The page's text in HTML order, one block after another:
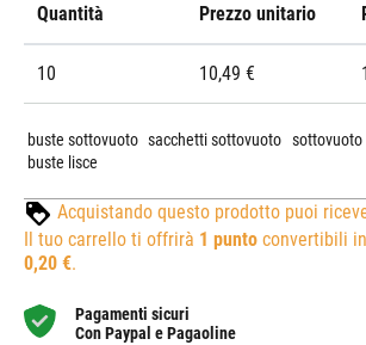
Quantità Prezzo unitario
10 10,49 €
buste sottovuoto sacchetti sottovuoto sottovuoto
buste lisce
Acquistando questo prodotto puoi
Il tuo carrello ti offrirà 1 punto convertibili
0,20 €.
Pagamenti sicuri
Con Paypal e Pagaoline